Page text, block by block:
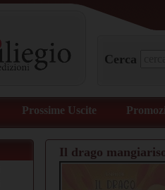
Cerca
Prossime Uscite
Il drago